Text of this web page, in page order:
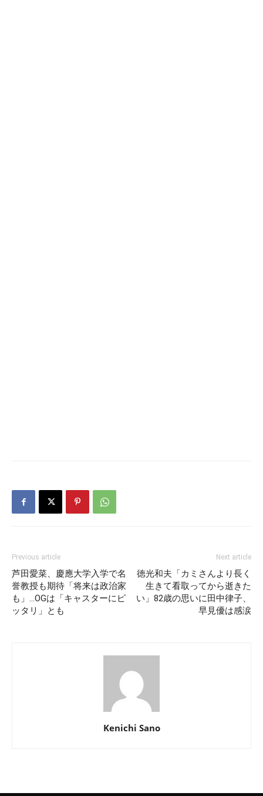
Previous article
芦田愛菜、慶應大学入学で名
誉教授も期待「将来は政治家
も」…OGは「キャスターにピ
ッタリ」とも
Next article
徳光和夫「カミさんより長く
生きて看取ってから逝きた
い」82歳の思いに田中律子、
早見優は感涙
Kenichi Sano